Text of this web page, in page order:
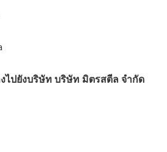
ไปยังบริษัท บริษัท มิตรสตีล จำกัด